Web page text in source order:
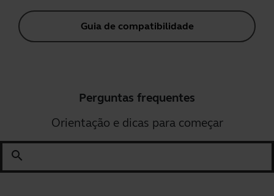
Guia de compatibilidade
Perguntas frequentes
Orientação e dicas para começar
search